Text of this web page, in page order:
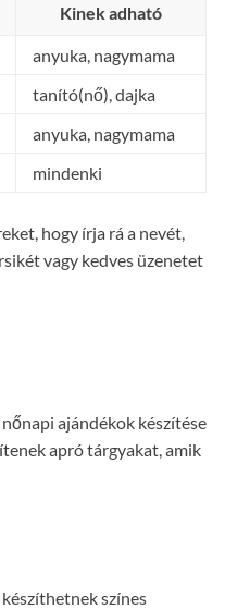
Kinek adható
anyuka, nagymama
tanító(nő), dajka
anyuka, nagymama
mindenki
hogy írja rá a nevét,
vagy kedves üzenetet
ajándékok készítése
apró tárgyakat, amik
színes